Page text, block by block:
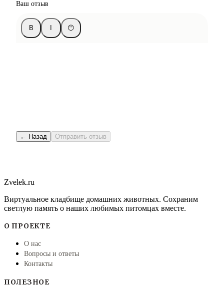
Ваш отзыв
B 😶
← Назад Отправить отзыв
Zvelek.ru
Виртуальное кладбище домашних животных. Сохраним
светлую память о наших любимых питомцах вместе.
О ПРОЕКТЕ
О нас
Вопросы и ответы
Контакты
ПОЛЕЗНОЕ